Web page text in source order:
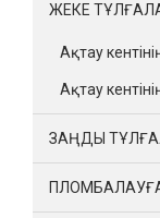
ЖЕКЕ
Ақтау
Ақтау
ЗАҢДЫ